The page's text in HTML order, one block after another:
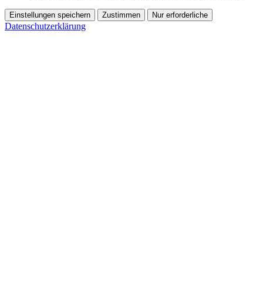
Einstellungen speichern Zustimmen Nur erforderliche
Datenschutzerklärung